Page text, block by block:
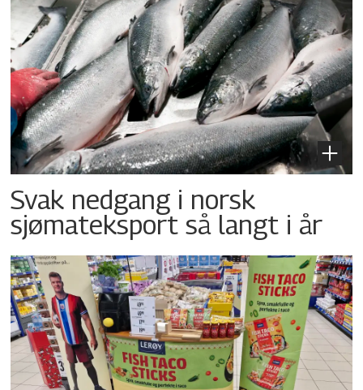
Svak nedgang i norsk
sjømateksport så langt i år